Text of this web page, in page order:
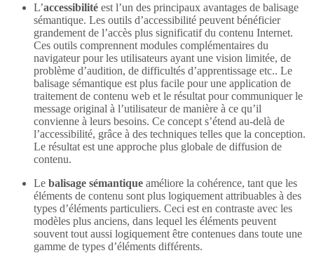
L’accessibilité est l’un des principaux avantages de balisage
sémantique. Les outils d’accessibilité peuvent bénéficier
grandement de l’accès plus significatif du contenu Internet.
Ces outils comprennent modules complémentaires du
navigateur pour les utilisateurs ayant une vision limitée, de
problème d’audition, de difficultés d’apprentissage etc.. Le
balisage sémantique est plus facile pour une application de
traitement de contenu web et le résultat pour communiquer le
message original à l’utilisateur de manière à ce qu’il
convienne à leurs besoins. Ce concept s’étend au-delà de
l’accessibilité, grâce à des techniques telles que la conception.
Le résultat est une approche plus globale de diffusion de
contenu.
Le balisage sémantique améliore la cohérence, tant que les
éléments de contenu sont plus logiquement attribuables à des
types d’éléments particuliers. Ceci est en contraste avec les
modèles plus anciens, dans lequel les éléments peuvent
souvent tout aussi logiquement être contenues dans toute une
gamme de types d’éléments différents.